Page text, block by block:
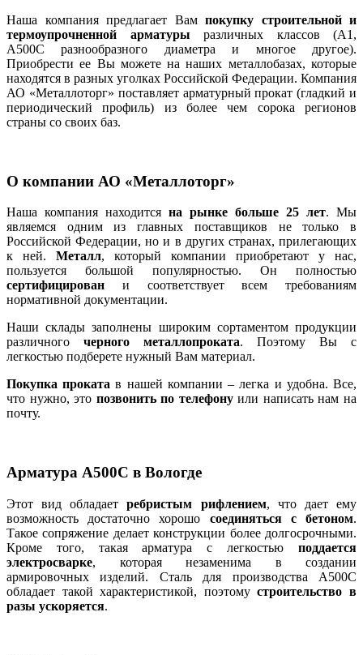
Наша компания предлагает Вам покупку строительной и
термоупрочненной арматуры различных классов (А1,
А500С разнообразного диаметра и многое другое).
Приобрести ее Вы можете на наших металлобазах, которые
находятся в разных уголках Российской Федерации. Компания
АО «Металлоторг» поставляет арматурный прокат (гладкий и
периодический профиль) из более чем сорока регионов
страны со своих баз.
О компании АО «Металлоторг»
Наша компания находится на рынке больше 25 лет. Мы
являемся одним из главных поставщиков не только в
Российской Федерации, но и в других странах, прилегающих
к ней. Металл, который компании приобретают у нас,
пользуется большой популярностью. Он полностью
сертифицирован и соответствует всем требованиям
нормативной документации.
Наши склады заполнены широким сортаментом продукции
различного черного металлопроката. Поэтому Вы с
легкостью подберете нужный Вам материал.
Покупка проката в нашей компании – легка и удобна. Все,
что нужно, это позвонить по телефонуили написать нам на
почту.
Арматура А500С в Вологде
Этот вид обладаетребристым рифлением, что дает ему
возможность достаточно хорошо соединяться с бетоном.
Такое сопряжение делает конструкции более долгосрочными.
Кроме того, такая арматура с легкостью поддается
электросварке, которая незаменима в создании
армировочных изделий. Сталь для производства А500С
обладает такой характеристикой, поэтомустроительство в
разы ускоряется.